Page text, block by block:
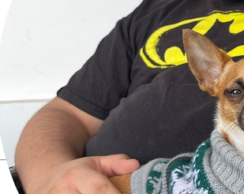
Ulises Santana
Desarrollador Full Stack. JavaScript es
y la web mi patria. Trasteo con tecnologías
on Github
Ulises Santana on LinkedIn
RSS Feed